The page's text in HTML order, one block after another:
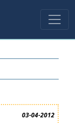
03-04-2012